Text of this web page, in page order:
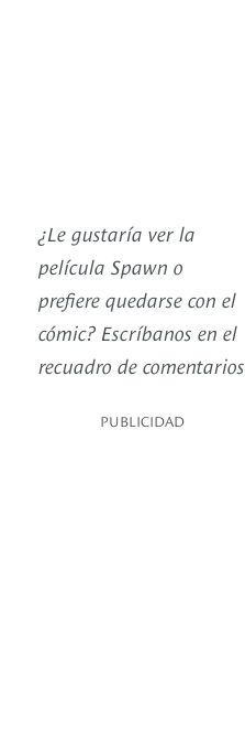
¿Le gustaría ver la
película Spawn o
prefiere quedarse con el
cómic? Escríbanos en el
recuadro de comentarios
PUBLICIDAD